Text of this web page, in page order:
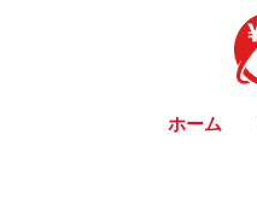
ホーム